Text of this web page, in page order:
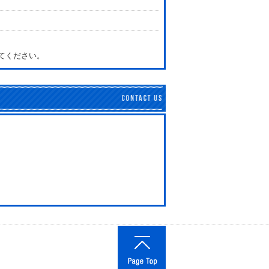
ください。